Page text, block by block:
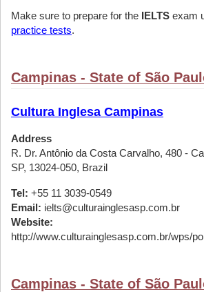
Make sure to prepare for the IELTS exam
practice tests.
Campinas - State of São
Cultura Inglesa Campinas
Address
R. Dr. Antônio da Costa Carvalho, 480 -
SP, 13024-050, Brazil
Tel: +55 11 3039-0549
Email: ielts@culturainglesasp.com.br
Website:
http://www.culturainglesasp.com.br/wps/
Campinas - State of São